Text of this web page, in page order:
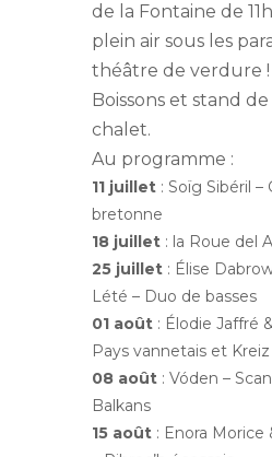
de la Fontaine de
plein air sous les
théâtre de verdure !
Boissons et stand
chalet.
Au programme :
11 juillet : Soïg Sibéril –
bretonne
18 juillet : la Roue del
25 juillet : Élise
Lété – Duo de basses
01 août : Élodie Jaffré
Pays vannetais et
08 août : Vóden –
Balkans
15 août : Enora Morice